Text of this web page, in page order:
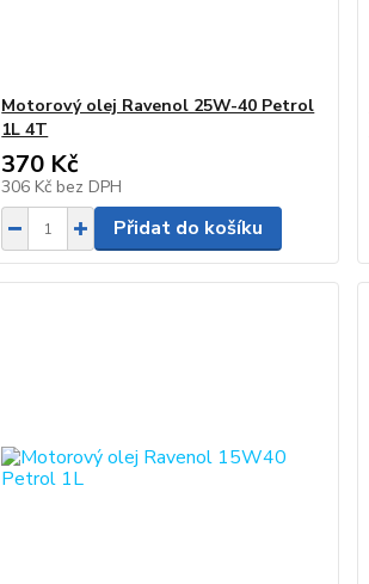
Motorový olej Ravenol 25W-40 Petrol
1L 4T
370 Kč
306 Kč bez DPH
Přidat do košíku